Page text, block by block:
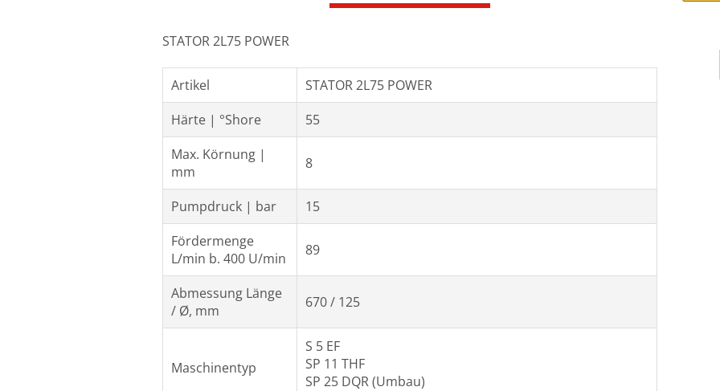
STATOR 2L75 POWER
Artikel
STATOR 2L75 POWER
Härte | °Shore
55
Max. Körnung |
mm
8
Pumpdruck | bar
15
Fördermenge
L/min b. 400 U/min
89
Abmessung Länge
/ Ø, mm
670 / 125
Maschinentyp
S 5 EF
SP 11 THF
SP 25 DQR (Umbau)